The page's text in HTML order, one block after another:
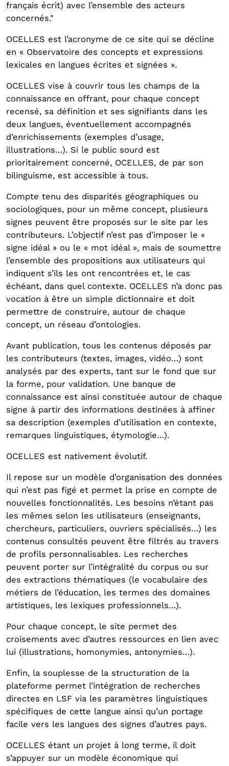
français écrit) avec l’ensemble des acteurs
concernés."
OCELLES est l’acronyme de ce site qui se décline
en « Observatoire des concepts et expressions
lexicales en langues écrites et signées ».
OCELLES vise à couvrir tous les champs de la
connaissance en offrant, pour chaque concept
recensé, sa définition et ses signifiants dans les
deux langues, éventuellement accompagnés
d’enrichissements (exemples d’usage,
illustrations…). Si le public sourd est
prioritairement concerné, OCELLES, de par son
bilinguisme, est accessible à tous.
Compte tenu des disparités géographiques ou
sociologiques, pour un même concept, plusieurs
signes peuvent être proposés sur le site par les
contributeurs. L’objectif n’est pas d’imposer le «
signe idéal » ou le « mot idéal », mais de soumettre
l’ensemble des propositions aux utilisateurs qui
indiquent s’ils les ont rencontrées et, le cas
échéant, dans quel contexte. OCELLES n’a donc pas
vocation à être un simple dictionnaire et doit
permettre de construire, autour de chaque
concept, un réseau d’ontologies.
Avant publication, tous les contenus déposés par
les contributeurs (textes, images, vidéo…) sont
analysés par des experts, tant sur le fond que sur
la forme, pour validation. Une banque de
connaissance est ainsi constituée autour de chaque
signe à partir des informations destinées à affiner
sa description (exemples d’utilisation en contexte,
remarques linguistiques, étymologie…).
OCELLES est nativement évolutif.
Il repose sur un modèle d’organisation des données
qui n’est pas figé et permet la prise en compte de
nouvelles fonctionnalités. Les besoins n’étant pas
les mêmes selon les utilisateurs (enseignants,
chercheurs, particuliers, ouvriers spécialisés…) les
contenus consultés peuvent être filtrés au travers
de profils personnalisables. Les recherches
peuvent porter sur l’intégralité du corpus ou sur
des extractions thématiques (le vocabulaire des
métiers de l’éducation, les termes des domaines
artistiques, les lexiques professionnels…).
Pour chaque concept, le site permet des
croisements avec d’autres ressources en lien avec
lui (illustrations, homonymies, antonymies…).
Enfin, la souplesse de la structuration de la
plateforme permet l’intégration de recherches
directes en LSF via les paramètres linguistiques
spécifiques de cette langue ainsi qu’un portage
facile vers les langues des signes d’autres pays.
OCELLES étant un projet à long terme, il doit
s’appuyer sur un modèle économique qui